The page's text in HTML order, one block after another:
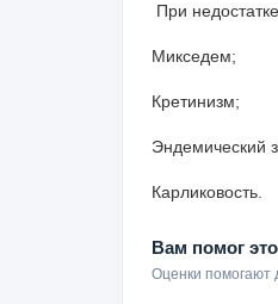
При
Микседем;
Кретинизм;
Эндемический
Карликовость.
Вам помог
Оценки помогают